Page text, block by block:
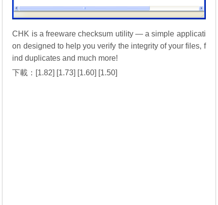
CHK is a freeware checksum utility — a simple applicati
on designed to help you verify the integrity of your files, f
ind duplicates and much more!
下載：[1.82] [1.73] [1.60] [1.50]